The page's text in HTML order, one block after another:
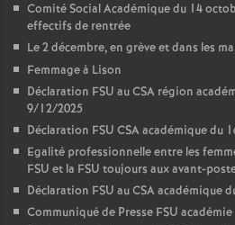
Comité Social Académique du 14
effectifs de rentrée
Le 2 décembre, en grève et dans les
Femmage à Lison
Déclaration FSU au CSA région
9/12/2025
Déclaration FSU CSA académique du
Egalité professionnelle entre les
FSU et la FSU toujours aux avant-
Déclaration FSU au CSA académique
Communiqué de Presse FSU